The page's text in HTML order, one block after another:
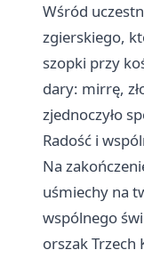
Wśród
zgierskiego,
szopki przy
dary: mirrę,
zjednoczyło
Radość i
Na
uśmiechy na
wspólnego
orszak Trzech